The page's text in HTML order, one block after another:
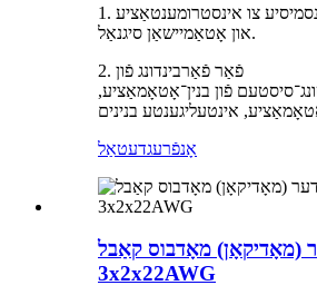
1. פֿאַר דאַטן טראַנסמיסיע צו אינסטרומענטאַציע
און אָטאַמיישאַן סיגנאַל.
2. פֿאַר פֿאַרבינדונג פֿון
פֿון בנין־אָטאָמאַציע,
אָנפֿרעגדעטאַל
(מאָדיקאָן) מאָדבוס קאַבל
3x2x22AWG